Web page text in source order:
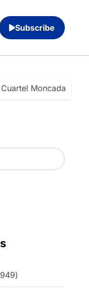
Subscribe
Cuartel Moncada